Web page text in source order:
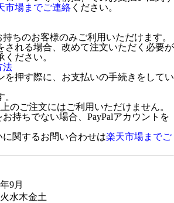
市場までご連絡 ください。
ちのお客様のみご利用いただけます。
される場合、改めて注文いただく必要が
ださい。
法
を押す際に、お支払いの手続きをしてい
のご注文にはご利用いただけません。
持ちでない場合、PayPalアカウントを
関するお問い合わせは楽天市場までご
9月
火水木金土